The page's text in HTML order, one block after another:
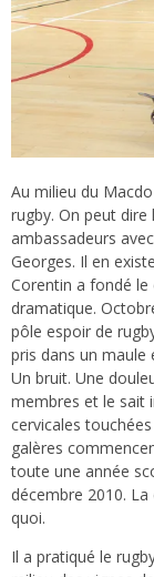
Au milieu du
rugby. On peut dire
ambassadeurs
Georges. Il en
Corentin a fondé le
dramatique.
pôle espoir de
pris dans un maule
Un bruit. Une
membres et le sait
cervicales
galères
toute une année
décembre 2010.
quoi.
Il a pratiqué le